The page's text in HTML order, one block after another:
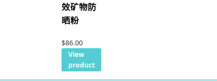
效矿物防
晒粉
$86.00
View
product